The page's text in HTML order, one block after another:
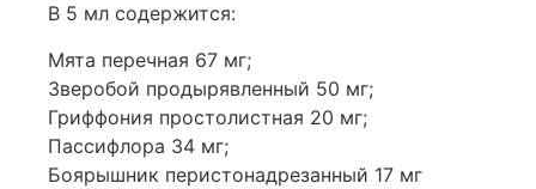
В 5 мл содержится:
Мята перечная 67 мг;
Зверобой продырявленный 50 мг;
Гриффония простолистная 20 мг;
Пассифлора 34 мг;
Боярышник перистонадрезанный 17 мг